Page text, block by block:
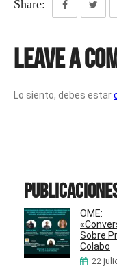
Share:
Leave a
Lo siento, debes estar
OME:
Sobre
Colabo
22